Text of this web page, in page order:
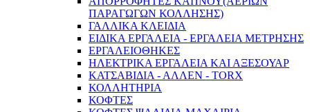
ΠΑΡΑΓΩΓΩΝ ΚΟΛΛΗΣΗΣ)
ΓΑΛΛΙΚΑ ΚΛΕΙΔΙΑ
ΕΙΔΙΚΑ ΕΡΓΑΛΕΙΑ - ΕΡΓΑΛΕΙΑ ΜΕΤΡΗΣΗΣ
ΕΡΓΑΛΕΙΟΘΗΚΕΣ
ΗΛΕΚΤΡΙΚΑ ΕΡΓΑΛΕΙΑ ΚΑΙ ΑΞΕΣΟΥΑΡ
ΚΑΤΣΑΒΙΔΙΑ - ΑΛΛΕΝ - TORX
ΚΟΛΛΗΤΗΡΙΑ
ΚΟΦΤΕΣ